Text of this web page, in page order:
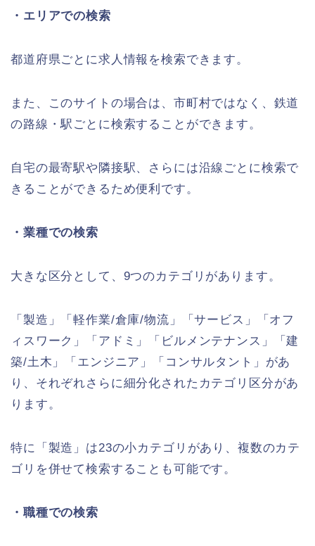
・エリアでの検索
都道府県ごとに求人情報を検索できます。
また、このサイトの場合は、市町村ではなく、鉄道
の路線・駅ごとに検索することができます。
自宅の最寄駅や隣接駅、さらには沿線ごとに検索で
きることができるため便利です。
・業種での検索
大きな区分として、9つのカテゴリがあります。
「製造」「軽作業/倉庫/物流」「サービス」「オフ
ィスワーク」「アドミ」「ビルメンテナンス」「建
築/土木」「エンジニア」「コンサルタント」があ
り、それぞれさらに細分化されたカテゴリ区分があ
ります。
特に「製造」は23の小カテゴリがあり、複数のカテ
ゴリを併せて検索することも可能です。
・職種での検索